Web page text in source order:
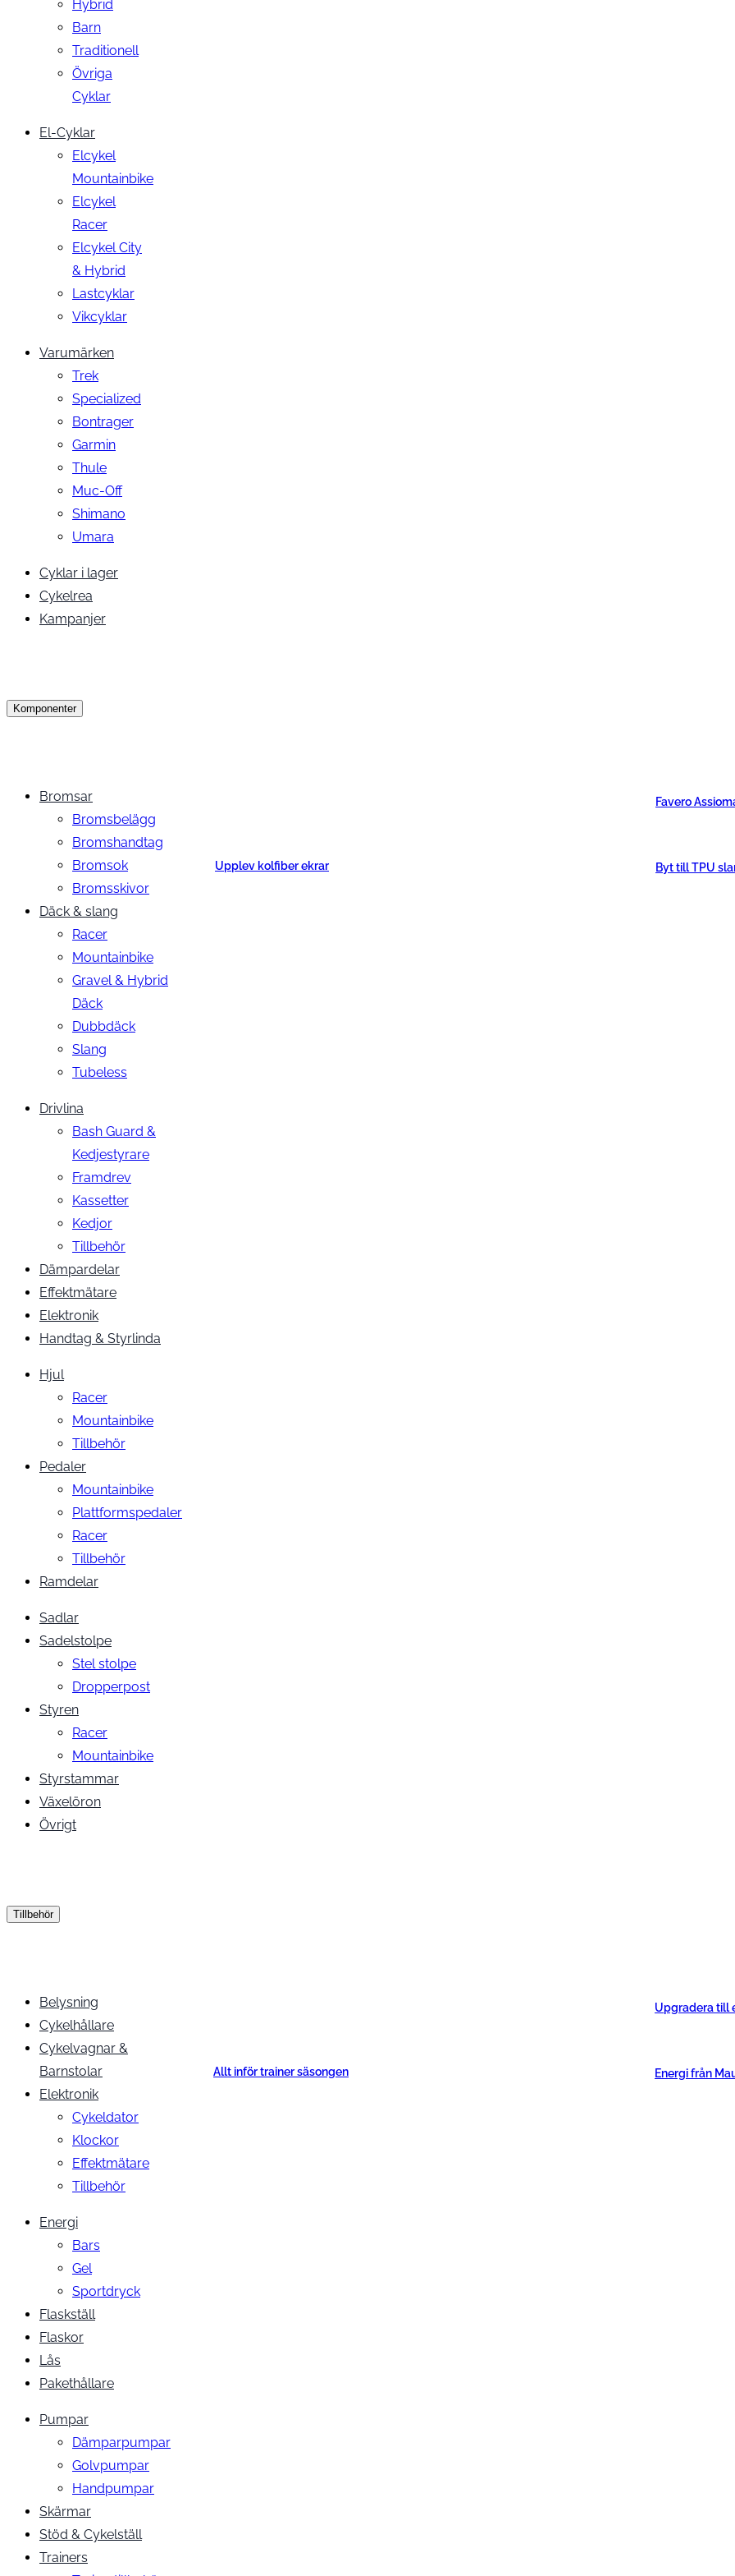
Hybrid
Barn
Traditionell
Övriga
Cyklar
El-Cyklar
Elcykel
Mountainbike
Elcykel
Racer
Elcykel City
& Hybrid
Lastcyklar
Vikcyklar
Varumärken
Trek
Specialized
Bontrager
Garmin
Thule
Muc-Off
Shimano
Umara
Cyklar i lager
Cykelrea
Kampanjer
Komponenter
Bromsar
Bromsbelägg
Bromshandtag
Bromsok
Bromsskivor
Däck & slang
Racer
Mountainbike
Gravel & Hybrid
Däck
Dubbdäck
Slang
Tubeless
Drivlina
Bash Guard &
Kedjestyrare
Framdrev
Kassetter
Kedjor
Tillbehör
Dämpardelar
Effektmätare
Elektronik
Handtag & Styrlinda
Hjul
Racer
Mountainbike
Tillbehör
Pedaler
Mountainbike
Plattformspedaler
Racer
Tillbehör
Ramdelar
Sadlar
Sadelstolpe
Stel stolpe
Dropperpost
Styren
Racer
Mountainbike
Styrstammar
Växelöron
Övrigt
Upplev kolfiber ekrar
Favero
Byt till TPU
Tillbehör
Belysning
Cykelhållare
Cykelvagnar &
Barnstolar
Elektronik
Cykeldator
Klockor
Effektmätare
Tillbehör
Energi
Bars
Gel
Sportdryck
Flaskställ
Flaskor
Lås
Pakethållare
Pumpar
Dämparpumpar
Golvpumpar
Handpumpar
Skärmar
Stöd & Cykelställ
Trainers
Allt inför trainer säsongen
Upgradera till
Energi från